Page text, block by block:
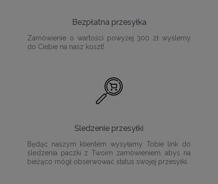
Bezpłatna przesyłka
Zamówienie o wartości powyżej 300 zł wyślemy
do Ciebie na nasz koszt!
Śledzenie przesyłki
Będąc naszym klientem wysyłamy Tobie link do
śledzenia paczki z Twoim zamówieniem, abyś na
bieżąco mógł obserwować status swojej przesyłki.